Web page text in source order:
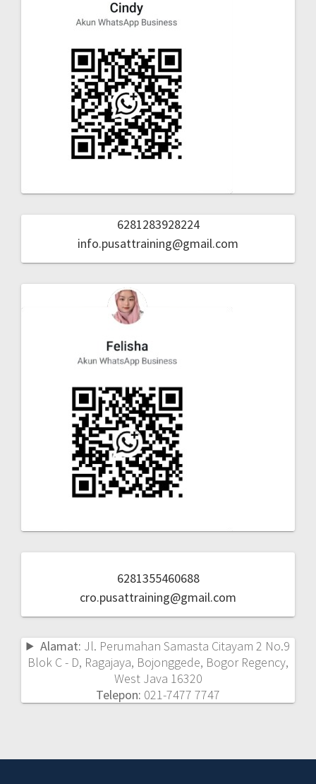
6281283928224
info.pusattraining@gmail.com
6281355460688
cro.pusattraining@gmail.com
Alamat: Jl. Perumahan Samasta Citayam 2 No.9
Blok C - D, Ragajaya, Bojonggede, Bogor Regency,
West Java 16320
Telepon: 021-7477 7747